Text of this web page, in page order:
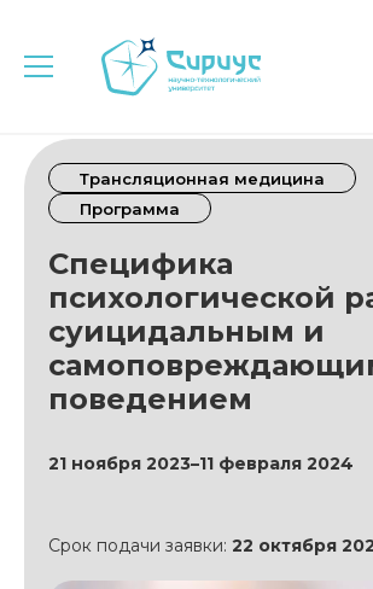
Трансляционная медицина
Программа
Специфика
психологической
суицидальным и
поведением
21 ноября 2023–11 февраля 2024
Срок подачи заявки: 22 октября